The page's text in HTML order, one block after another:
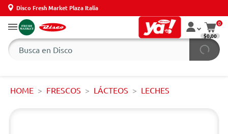
Disco Fresh Market Plaza Italia
0
$0,00
HOME FRESCOS LÁCTEOS LECHES